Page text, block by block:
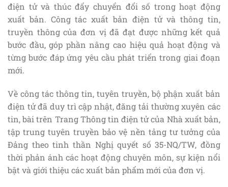
điện tử và thúc đẩy chuyển đổi số trong hoạt động
xuất bản. Công tác xuất bản điện tử và thông tin,
truyền thông của đơn vị đã đạt được những kết quả
bước đầu, góp phần nâng cao hiệu quả hoạt động và
từng bước đáp ứng yêu cầu phát triển trong giai đoạn
mới.
Về công tác thông tin, tuyên truyền, bộ phận xuất bản
điện tử đã duy trì cập nhật, đăng tải thường xuyên các
tin, bài trên Trang Thông tin điện tử của Nhà xuất bản,
tập trung tuyên truyền bảo vệ nền tảng tư tưởng của
Đảng theo tinh thần Nghị quyết số 35-NQ/TW, đồng
thời phản ánh các hoạt động chuyên môn, sự kiện nổi
bật và giới thiệu các xuất bản phẩm mới của đơn vị.